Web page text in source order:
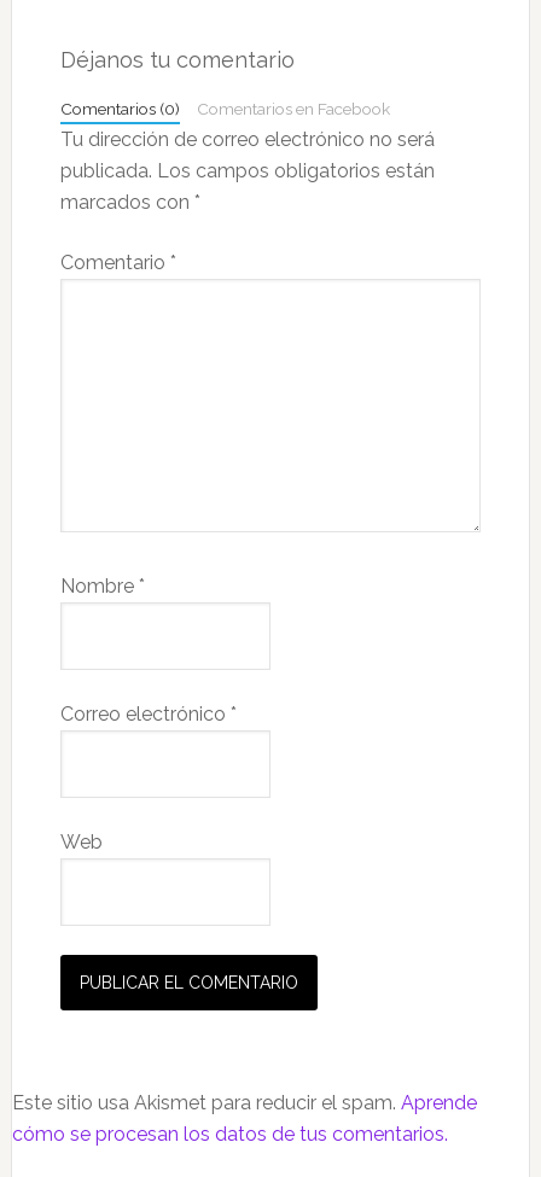
con
lectores
Déjanos tu comentario
Comentarios (0) Comentarios en Facebook
Tu dirección de correo electrónico no será
publicada. Los campos obligatorios están
marcados con *
Comentario *
Nombre *
Correo electrónico *
Web
Este sitio usa Akismet para reducir el spam. Aprende
cómo se procesan los datos de tus comentarios.